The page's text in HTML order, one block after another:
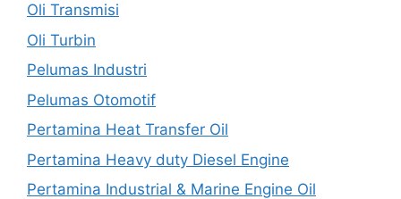
Oli Transmisi
Oli Turbin
Pelumas Industri
Pelumas Otomotif
Pertamina Heat Transfer Oil
Pertamina Heavy duty Diesel Engine
Pertamina Industrial & Marine Engine Oil